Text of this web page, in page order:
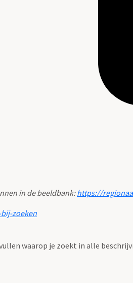
in de beeldbank:https://
zoeken
waarop je zoekt in alle